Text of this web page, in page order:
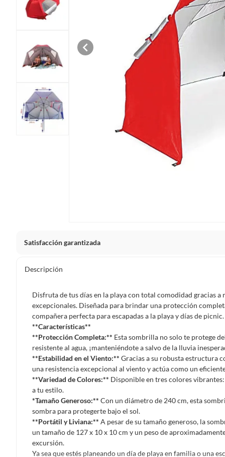
Satisfacción garantizada
Debe estar en perfecto estado, con todas sus etiquetas,
Productos que, por su naturaleza, no puedan ser devueltos,
Confeccionados a la medida.
De uso personal.
En sodimac.cl te damos30 días desde que recibes el
etiquetas y sin uso, tal como te lo entregamos.
Productos digitales que se entregan a través de una
programas para el computador.
Productos a pedido o confeccionados a medida.
Productos que han sido informados como
remanufacturados o con alguna deficiencia, que sean
Alimentos, bebidas, medicamentos, suplementos
Pinturas de un color a solicitud.
Descripción
Disfruta de tus días en la playa con total comodidad gracias
excepcionales. Diseñada para brindar una protección
compañera perfecta para escapadas a la playa y días de picnic.
**Características**
**Protección Completa:** Esta sombrilla no solo te protege
resistente al agua, ¡manteniéndote a salvo de la lluvia
**Estabilidad en el Viento:** Gracias a su robusta estructura
una resistencia excepcional al viento y actúa como un
**Variedad de Colores:** Disponible en tres colores
a tu estilo.
*Tamaño Generoso:** Con un diámetro de 240 cm, esta
sombra para protegerte bajo el sol.
**Portátil y Liviana:** A pesar de su tamaño generoso, la
un tamaño de 127 x 10 x 10 cm y un peso de
excursión.
Ya sea que estés planeando un día de playa en familia o una